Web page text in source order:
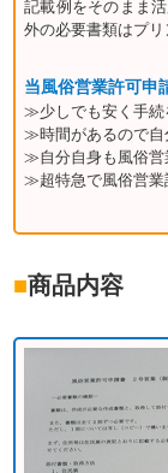
記載例をそのまま
外の必要書類はプリ
当風俗営業許可申
≫少しでも安く手続
≫時間があるので自
≫自分自身も風俗営
≫超特急で風俗営業
■商品内容